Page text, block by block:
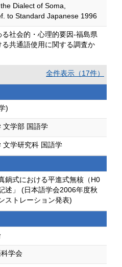
Dialect of Soma,
to Standard Japanese 1996
社会的・心理的要因-福島県
共通語使用に関する調査か
全件表示（17件）
)
文学部 国語学
文学研究科 国語学
鍋式における平進式無核（H0
述」 (日本語学会2006年度秋
ストレーション発表)
学会